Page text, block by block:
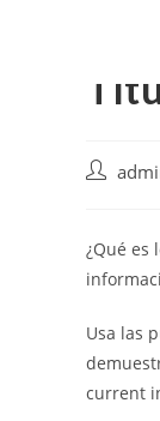
¿Qué es
Usa las
current